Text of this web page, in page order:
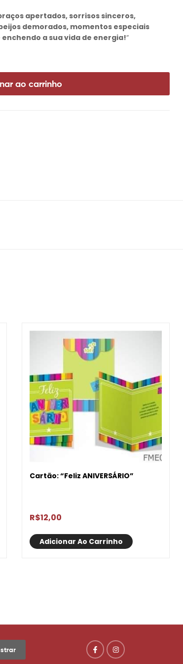
apertados, sorrisos sinceros,
demorados, momentos especiais
a sua vida de energia!“
ao carrinho
Cartão: “Feliz ANIVERSÁRIO”
R$12,00
Adicionar Ao Carrinho